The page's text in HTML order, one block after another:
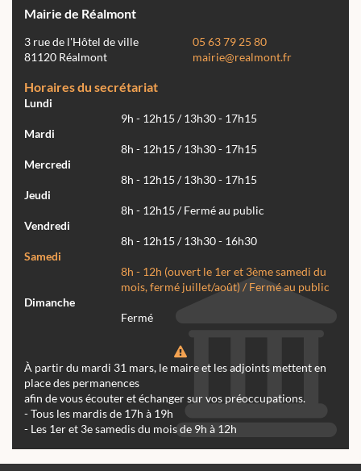
Mairie de Réalmont
3 rue de l'Hôtel de ville
81120 Réalmont
05 63 79 25 80
mairie@realmont.fr
Horaires du secrétariat
Lundi
9h - 12h15 / 13h30 - 17h15
Mardi
8h - 12h15 / 13h30 - 17h15
Mercredi
8h - 12h15 / 13h30 - 17h15
Jeudi
8h - 12h15 / Fermé au public
Vendredi
8h - 12h15 / 13h30 - 16h30
Samedi
8h - 12h (ouvert le 1er et 3ème samedi du
mois, fermé juillet/août) / Fermé au public
Dimanche
Fermé
À partir du mardi 31 mars, le maire et les adjoints mettent en
place des permanences
afin de vous écouter et échanger sur vos préoccupations.
- Tous les mardis de 17h à 19h
- Les 1er et 3e samedis du mois de 9h à 12h